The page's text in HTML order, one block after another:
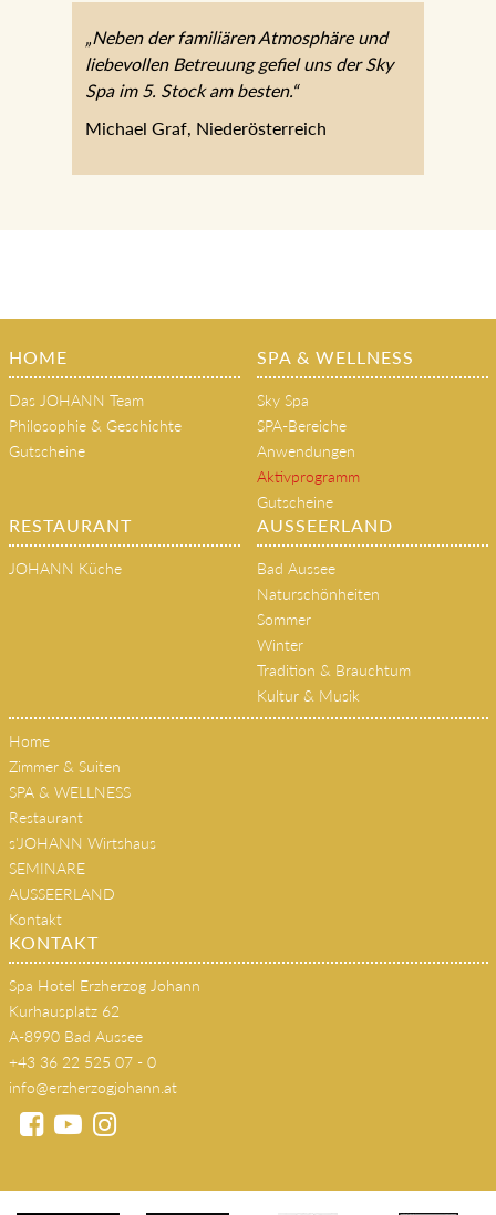
„Neben der familiären Atmosphäre und
Spa im 5. Stock am besten.“
Michael Graf, Niederösterreich
HOME
Das JOHANN Team
SPA & WELLNESS
Sky Spa
SPA-Bereiche
Anwendungen
Aktivprogramm
Gutscheine
RESTAURANT AUSSEERLAND
Bad Aussee
Naturschönheiten
Sommer
Winter
Tradition & Brauchtum
Home
Zimmer & Suiten
SPA & WELLNESS
Restaurant
s'JOHANN Wirtshaus
SEMINARE
AUSSEERLAND
Kontakt
KONTAKT
Spa Hotel Erzherzog Johann
Kurhausplatz 62
A-8990 Bad Aussee
info@erzherzogjohann.at